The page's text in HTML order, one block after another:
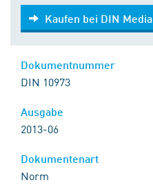
Kaufen bei DIN Media
Kaufen bei DIN Media
DIN 10973
2013-06
Norm